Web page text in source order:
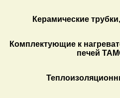
Керамические
Комплектующие к
печей